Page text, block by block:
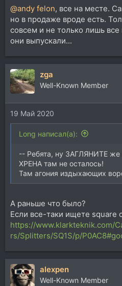
@andy felon, все на месте.
но в продаже вроде есть.
совсем и не только лишь
они выпускали...
zga
Well-Known Member
19 Май 2020
Long написал(а):
-- Ребята, ну ЗАГЛЯНИТЕ же
ХРЕНА там не осталось!
Там агония издыхающих
А раньше что было?
Eсли все-таки ищете square
https://www.klarkteknik.com/
rs/Splitters/SQ1S/p/
alexpen
Well-Known Member